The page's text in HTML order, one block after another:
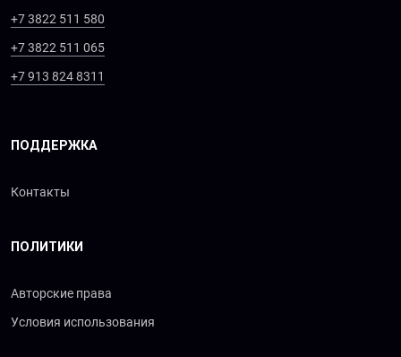
+7 3822 511 580
+7 3822 511 065
+7 913 824 8311
ПОДДЕРЖКА
Контакты
ПОЛИТИКИ
Авторские права
Условия использования